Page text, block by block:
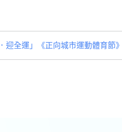
迎全運」《正向城市運動體育節》